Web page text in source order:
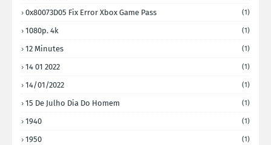
0x80073D05 Fix Error Xbox Game Pass (1)
1080p. 4k (1)
12 Minutes (1)
14 01 2022 (1)
14/01/2022 (1)
15 De Julho Dia Do Homem (1)
1940 (1)
1950 (1)